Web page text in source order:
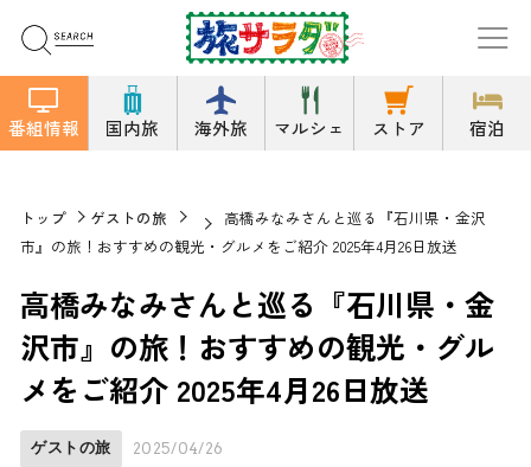
番組情報 国内旅 海外旅 マルシェ ストア 宿泊
トップ ゲストの旅
高橋みなみさんと巡る『石川県・金沢
市』の旅！おすすめの観光・グルメをご紹介 2025年4月26日放送
高橋みなみさんと巡る『石川県・金
沢市』の旅！おすすめの観光・グル
メをご紹介 2025年4月26日放送
ゲストの旅 2025/04/26